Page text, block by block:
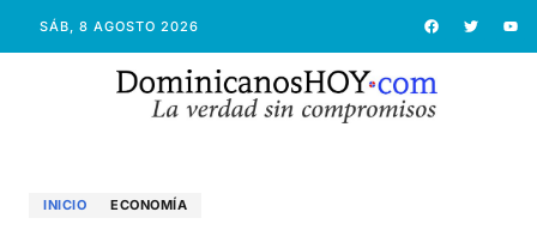
SÁB, 8 AGOSTO 2026
INICIO ECONOMÍ­A